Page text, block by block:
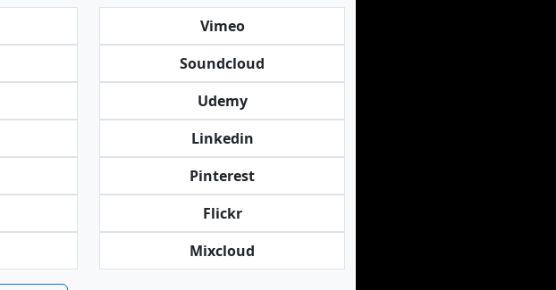
Vimeo
Soundcloud
Udemy
Linkedin
Pinterest
Flickr
Mixcloud